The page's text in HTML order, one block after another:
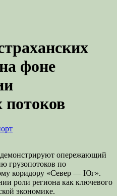
фоне
потоков
опережающий
грузопотоков по
коридору «Север — Юг».
роли региона как ключевого
экономике.